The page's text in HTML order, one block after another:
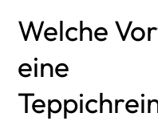
Welche
eine